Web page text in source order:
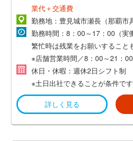
業代＋交通費
勤務地：豊見城市瀬長（那覇市
勤務時間：8：00～17：00（実
繁忙時は残業をお願いすること
※店舗営業時間／8：00～21：00
休日・休暇：週休2日シフト制
※土日出社できることが条件です
詳しく見る